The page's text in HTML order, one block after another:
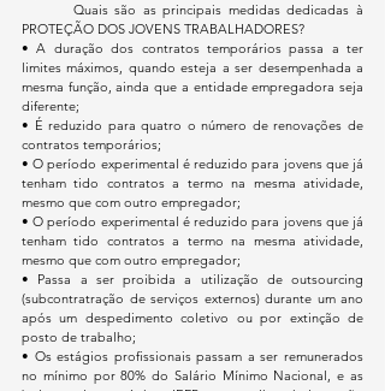
PROTEÇÃO DOS JOVENS TRABALHADORES?
• A duração dos contratos temporários passa a ter
limites máximos, quando esteja a ser desempenhada a
mesma função, ainda que a entidade empregadora seja
diferente;
• É reduzido para quatro o número de renovações de
contratos temporários;
• O período experimental é reduzido para jovens que já
tenham tido contratos a termo na mesma atividade,
mesmo que com outro empregador;
• O período experimental é reduzido para jovens que já
tenham tido contratos a termo na mesma atividade,
mesmo que com outro empregador;
• Passa a ser proibida a utilização de outsourcing
(subcontratração de serviços externos) durante um ano
após um despedimento coletivo ou por extinção de
posto de trabalho;
• Os estágios profissionais passam a ser remunerados
no mínimo por 80% do Salário Mínimo Nacional, e as